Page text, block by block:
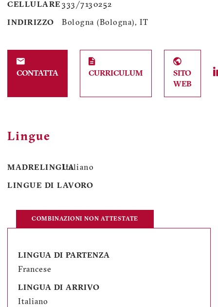
CELLULARE 333/7130252
INDIRIZZO Bologna (Bologna), IT
CONTATTA CURRICULUM
SITO
WEB
Lingue
MADRELINGUAItaliano
LINGUE DI LAVORO
COMBINAZIONI NON ATTESTATE
LINGUA DI PARTENZA
Francese
LINGUA DI ARRIVO
Italiano